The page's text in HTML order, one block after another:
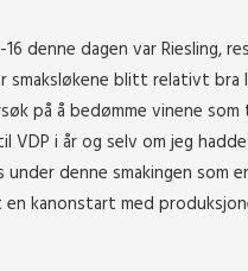
denne dagen var Riesling,
smaksløkene blitt relativt
på å bedømme vinene
VDP i år og selv om jeg
denne smakingen som
kanonstart med